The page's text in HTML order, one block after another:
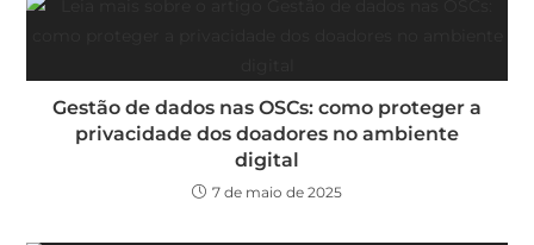
Gestão de dados nas OSCs: como proteger a
privacidade dos doadores no ambiente
digital
7 de maio de 2025